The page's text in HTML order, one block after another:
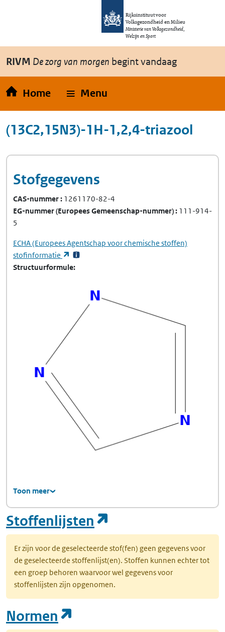
Overslaan en naar de inhoud gaan
Rijksinstituut voor
Volksgezondheid en Milieu
Ministerie van Volksgezondheid,
Welzijn en Sport
RIVM De zorg van morgen begint vandaag
Home Menu
(13C2,15N3)-1H-1,2,4-triazool
Stofgegevens
CAS-nummer 1261170-82-4
EG-nummer(Europees Gemeenschap-nummer) 111-914-
5
ECHA(Europees Agentschap voor chemische stoffen)
stofinformatie
(opent in een nieuw tabblad)
Structuurformule
Toon meer
Stoffenlijsten
Er zijn voor de geselecteerde stof(fen) geen gegevens voor
de geselecteerde stoffenlijst(en). Stoffen kunnen echter tot
een groep behoren waarvoor wel gegevens voor
stoffenlijsten zijn opgenomen.
Normen